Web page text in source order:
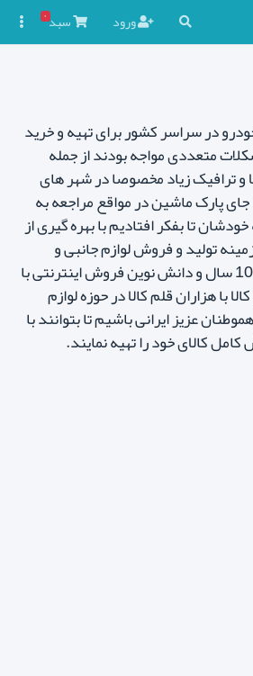
ورود سبد۰
در سراسر کشور برای تهیه و خرید
متعددی مواجه بودند از جمله
و ترافیک زیاد مخصوصا در شهر های
پارک ماشین در مواقع مراجعه به
خودشان تا بفکر افتادیم با بهره گیری از
تولید و فروش لوازم جانبی و
اسپرت خودرو در حدود 10 سال و دانش نوین فروش اینترنتی با
با هزاران قلم کالا در حوزه لوازم
عزیز ایرانی باشیم تا بتوانند با
کالای خود را تهیه نمایند.